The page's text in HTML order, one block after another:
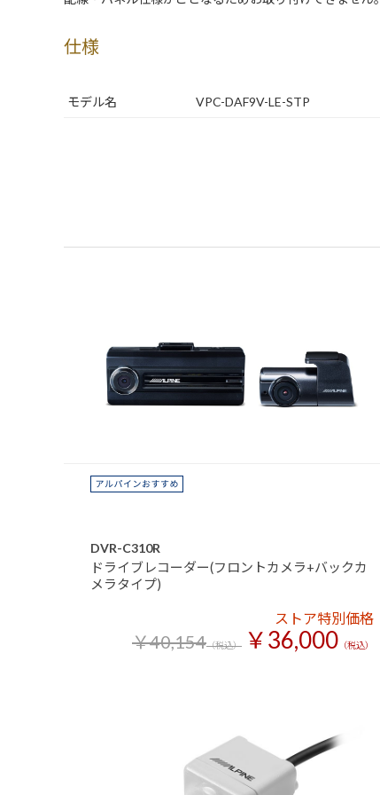
仕様
モデル名 VPC-DAF9V-LE-STP
DVR-C310R
ドライブレコーダー(フロントカメラ+バックカ
メラタイプ)
ストア特別価格
￥40,154（税込） ￥36,000 （税込）